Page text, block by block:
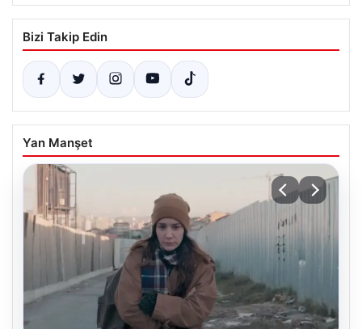
Bizi Takip Edin
Yan Manşet